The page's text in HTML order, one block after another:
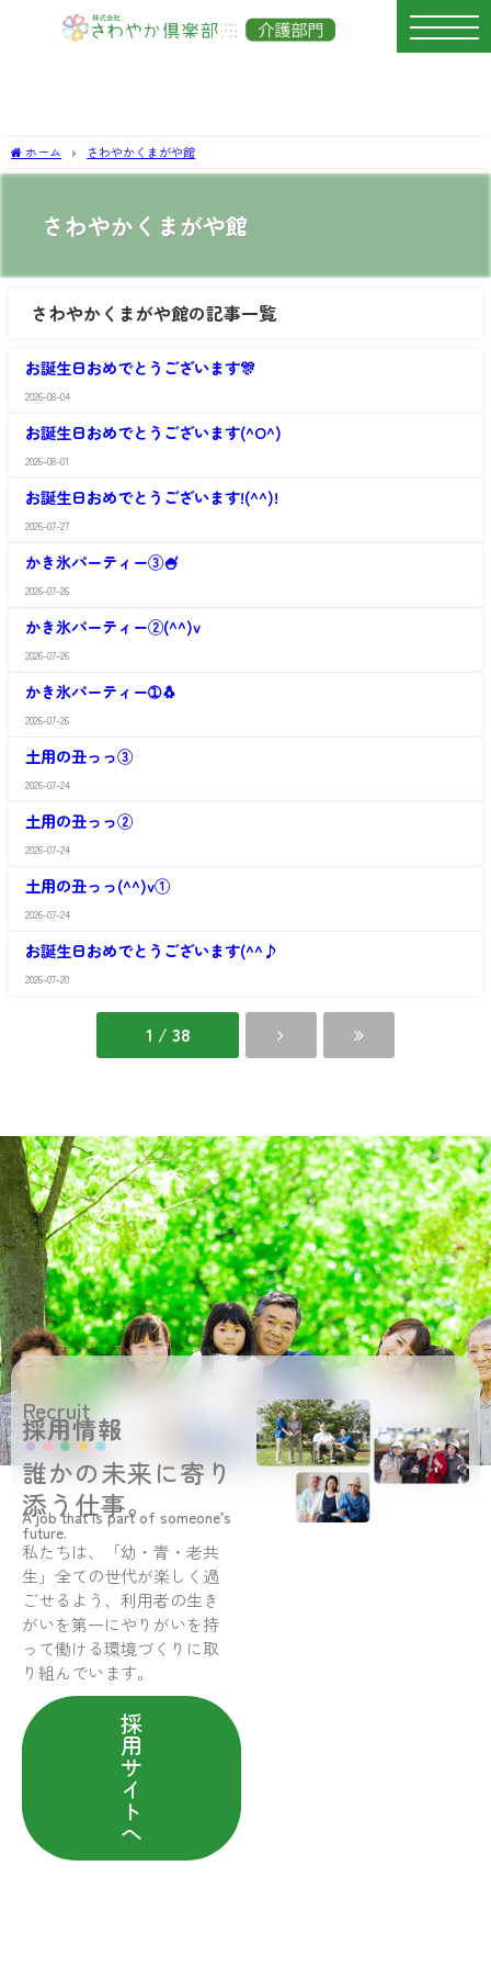
ホーム さわやかくまがや館
さわやかくまがや館
さわやかくまがや館の記事一覧
わ
や
か
ま
が
や
お誕生日おめでとうございます🎊
2026-08-04
わ
や
か
ま
が
や
お誕生日おめでとうございます(^O^)
2026-08-01
わ
や
か
ま
が
や
お誕生日おめでとうございます!(^^)!
2026-07-27
わ
や
か
ま
が
や
かき氷パーティー③🍧
2026-07-26
わ
や
か
ま
が
や
かき氷パーティー②(^^)v
2026-07-26
わ
や
か
が
や
かき氷パーティー➀🐧
2026-07-26
や
か
が
や
土用の丑っっ③
2026-07-24
や
か
が
や
土用の丑っっ②
2026-07-24
や
か
ま
が
や
土用の丑っっ(^^)v①
2026-07-24
わ
や
か
お誕生日おめでとうございます(^^♪
2026-07-20
1 / 38
Recruit
採用情報
誰かの未来に寄り
添う仕事。
A job that is part of someone’s
future.
私たちは、「幼・青・老共
生」全ての世代が楽しく過
ごせるよう、利用者の生き
がいを第一にやりがいを持
って働ける環境づくりに取
り組んでいます。
採
用
サ
イ
ト
へ